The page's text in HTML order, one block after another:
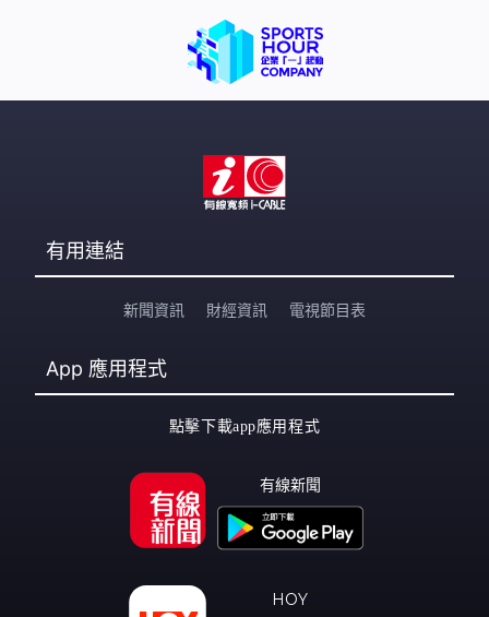
有用連結
新聞資訊 財經資訊 電視節目表
App 應用程式
點擊下載app應用程式
有線新聞
HOY